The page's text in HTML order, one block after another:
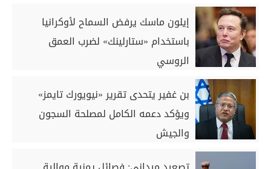
إيلون ماسك يرفض السماح لأوكرانيا
باستخدام «ستارلينك» لضرب العمق
الروسي
بن غفير يتحدى تقرير «نيويورك تايمز»
ويؤكد دعمه الكامل لمصلحة السجون
والجيش